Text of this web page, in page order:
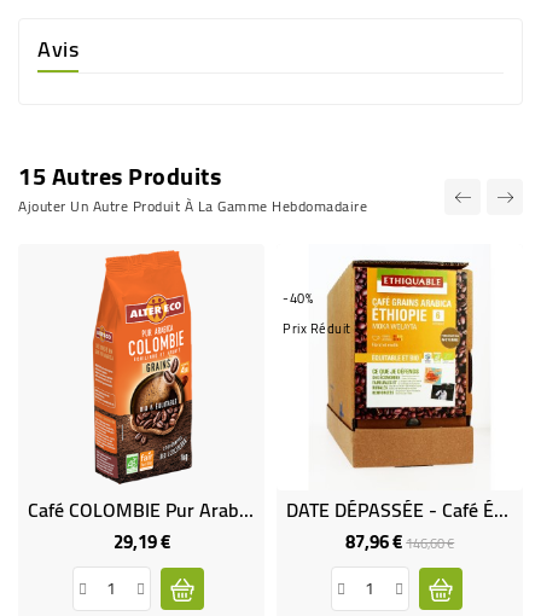
Avis
15 Autres Produits
Ajouter Un Autre Produit À La Gamme Hebdomadaire
Café COLOMBIE Pur Arabica En Grains Bio Et Équitable - 1 Kg
29,19 €Prix
-40%
Prix Réduit
DATE DÉPASSÉE - Café Éthiopie Moka Wolayta GRAINS Bio & Équitable VRAC RHD 3.25 Kg
87,96 €Prix
de
base
146,60 €Prix